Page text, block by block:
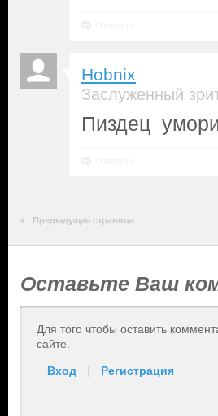
Hobnix
Заслуженный
Пиздец
Предыдущая страница
Оставьте Ваш
Для того чтобы оставить
сайте.
Вход | Регистрация